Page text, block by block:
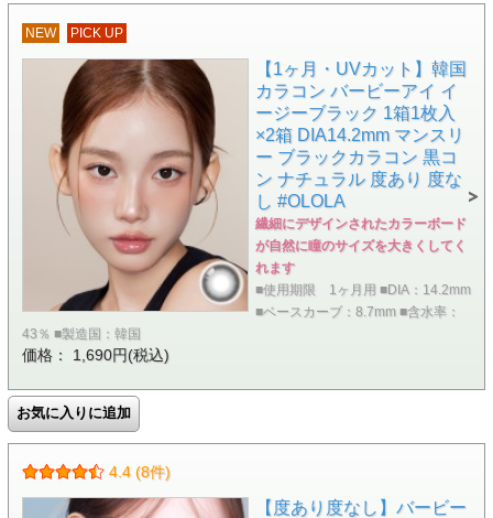
NEW PICK UP
【1ヶ月・UVカット】韓国
カラコン バービーアイ イ
ージーブラック 1箱1枚入
×2箱 DIA14.2mm マンスリ
ー ブラックカラコン 黒コ
ン ナチュラル 度あり 度な
し #OLOLA
繊細にデザインされたカラーボード
が自然に瞳のサイズを大きくしてく
れます
■使用期限 1ヶ月用 ■DIA：14.2mm
■ベースカーブ：8.7mm ■含水率：
43％ ■製造国：韓国
価格： 1,690円(税込)
4.4 (8件)
【度あり度なし】バービー